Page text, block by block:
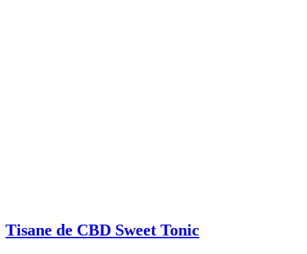
Tisane de CBD Sweet Tonic